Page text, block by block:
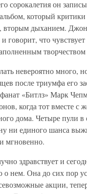
сорокалетия он
который
вторым дыханием. Джон
говорит, что
творчеством
невероятно много,
после триумфа его
«Битлз» Марк
когда тот вместе с
дома. Четыре пули
ни единого шанса
мгновенно.
здравствует и
о нем. Она до сих пор
акции,